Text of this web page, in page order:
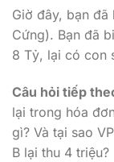
Giờ đây, bạn đã
Cứng). Bạn đã
8 Tỷ, lại có con
Câu hỏi tiếp
lại trong hóa
gì? Và tại sao
B lại thu 4 triệu?